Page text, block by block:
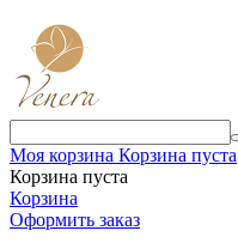
Моя корзина Корзина пуста
Корзина пуста
Корзина
Оформить заказ